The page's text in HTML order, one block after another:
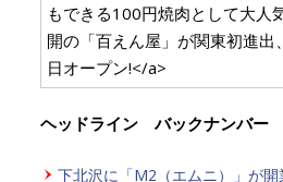
もできる100円焼肉として大人
開の「百えん屋」が関東初進
日オープン!</a>
ヘッドライン バックナンバー
下北沢に「M2（エムニ）」が